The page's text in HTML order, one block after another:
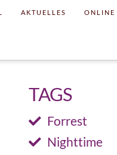
AKTUELLES ONLINE
TAGS
Forrest
Nighttime